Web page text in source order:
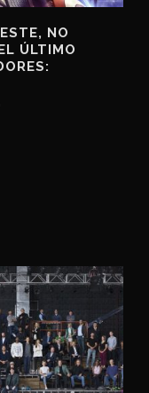
NO
ÚLTIMO